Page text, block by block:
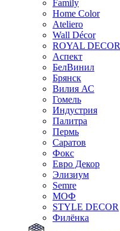
Family
Home Color
Ateliero
Wall Décor
ROYAL DECOR
Аспект
БелВинил
Брянск
Вилия АС
Гомель
Индустрия
Палитра
Пермь
Саратов
Фокс
Евро Декор
Элизиум
Semre
МОФ
STYLE DECOR
Филёнка